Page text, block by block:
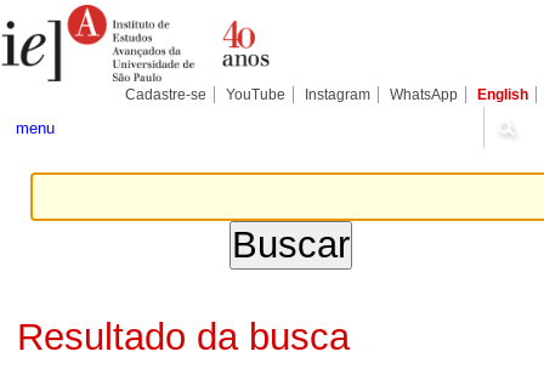
para
conteúdo.
Pessoais
Cadastre-se YouTube Instagram WhatsApp English
menu
Resultado da busca